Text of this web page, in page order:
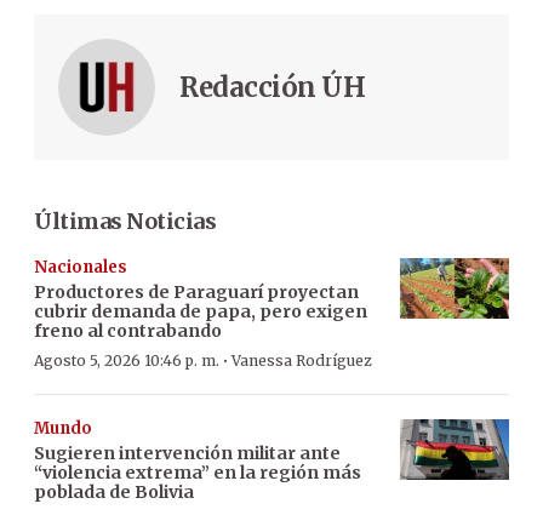
Redacción ÚH
Últimas Noticias
Nacionales
Productores de Paraguarí proyectan
cubrir demanda de papa, pero exigen
freno al contrabando
Agosto 5, 2026 10:46 p. m. ·Vanessa Rodríguez
Mundo
Sugieren intervención militar ante
“violencia extrema” en la región más
poblada de Bolivia